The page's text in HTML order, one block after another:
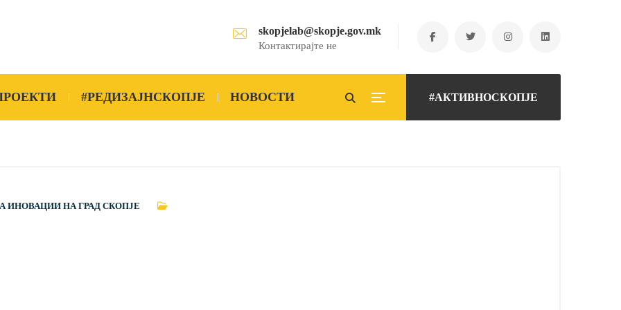
skopjelab@skopje.gov.mk
Контактирајте не
#АКТИВНОСКОПЈЕ
#РЕДИЗАЈНСКОПЈЕ НОВОСТИ
ИНОВАЦИИ НА ГРАД СКОПЈЕ